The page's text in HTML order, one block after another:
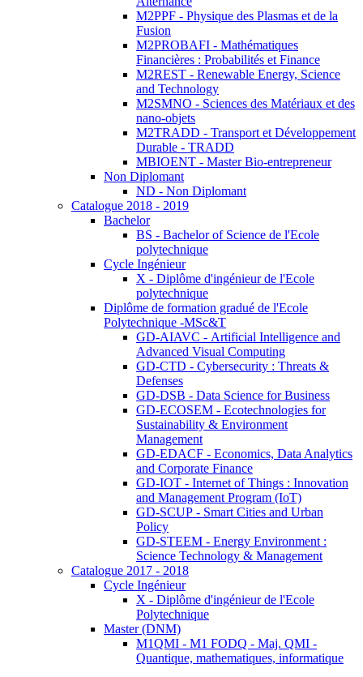
M2PPF - Physique des Plasmas et de la
Fusion
M2PROBAFI - Mathématiques
Financières : Probabilités et Finance
M2REST - Renewable Energy, Science
and Technology
M2SMNO - Sciences des Matériaux et des
nano-objets
M2TRADD - Transport et Développement
Durable - TRADD
MBIOENT - Master Bio-entrepreneur
Non Diplomant
ND - Non Diplomant
Catalogue 2018 - 2019
Bachelor
BS - Bachelor of Science de l'Ecole
polytechnique
Cycle Ingénieur
X - Diplôme d'ingénieur de l'Ecole
polytechnique
Diplôme de formation gradué de l'Ecole
Polytechnique -MSc&T
GD-AIAVC - Artificial Intelligence and
Advanced Visual Computing
GD-CTD - Cybersecurity : Threats &
Defenses
GD-DSB - Data Science for Business
GD-ECOSEM - Ecotechnologies for
Sustainability & Environment
Management
GD-EDACF - Economics, Data Analytics
and Corporate Finance
GD-IOT - Internet of Things : Innovation
and Management Program (IoT)
GD-SCUP - Smart Cities and Urban
Policy
GD-STEEM - Energy Environment :
Science Technology & Management
Catalogue 2017 - 2018
Cycle Ingénieur
X - Diplôme d'ingénieur de l'Ecole
Polytechnique
Master (DNM)
M1QMI - M1 FODQ - Maj. QMI -
Quantique, mathematiques, informatique